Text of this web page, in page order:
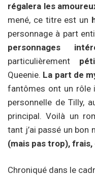
régalera les
mené, ce titre est un
personnage à part
personnages
particulièrement
Queenie. La part de
fantômes ont un rôle
personnelle de Tilly,
principal. Voilà un
tant j’ai passé un bon
(mais pas trop),
Chroniqué dans le